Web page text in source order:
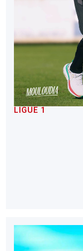
LIGUE 1